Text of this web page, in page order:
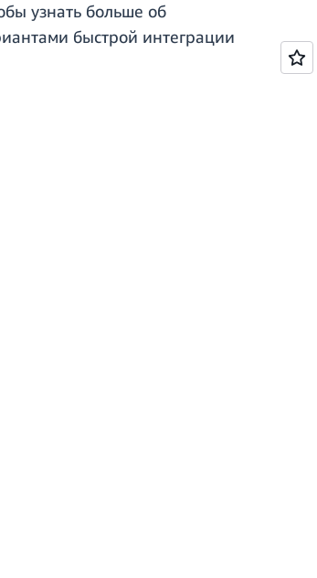
узнать больше об
быстрой интеграции